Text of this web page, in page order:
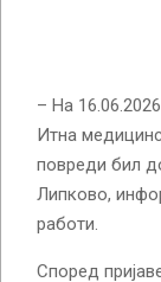
– На
Итна
повреди бил
Липково,
работи.
Според